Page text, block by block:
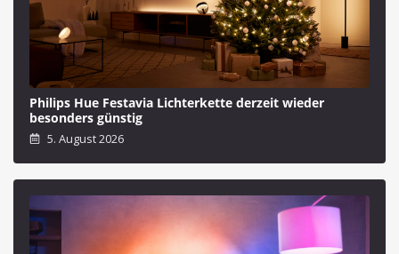
Philips Hue Festavia Lichterkette derzeit wieder
besonders günstig
5. August 2026